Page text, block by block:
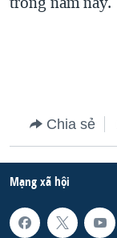
Chia sẻ
Mạng xã hội